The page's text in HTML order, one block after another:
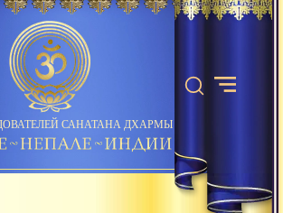
САНАТАНА ДХАРМЫ